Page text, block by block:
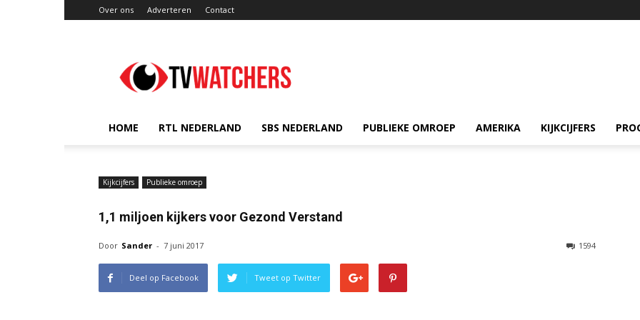
Over ons Adverteren Contact
HOME RTL NEDERLAND SBS NEDERLAND PUBLIEKE OMROEP AMERIKA KIJKCIJFERS
Kijkcijfers Publieke omroep
1,1 miljoen kijkers voor Gezond Verstand
Door Sander - 7 juni 2017 1594
Deel op Facebook Tweet op Twitter